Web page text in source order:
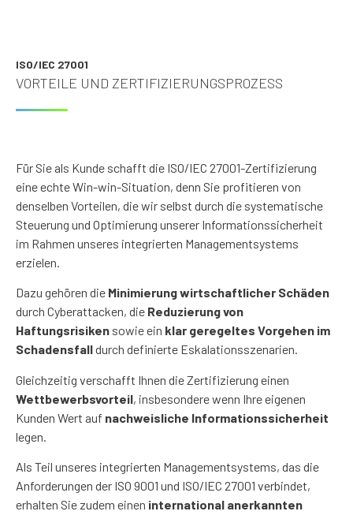
ISO/IEC 27001
VORTEILE UND ZERTIFIZIERUNGSPROZESS
Für Sie als Kunde schafft die ISO/IEC 27001-Zertifizierung
eine echte Win-win-Situation, denn Sie profitieren von
denselben Vorteilen, die wir selbst durch die systematische
Steuerung und Optimierung unserer Informationssicherheit
im Rahmen unseres integrierten Managementsystems
erzielen.
Dazu gehören die Minimierung wirtschaftlicher Schäden
durch Cyberattacken, die Reduzierung von
Haftungsrisiken sowie ein klar geregeltes Vorgehen im
Schadensfalldurch definierte Eskalationsszenarien.
Gleichzeitig verschafft Ihnen die Zertifizierung einen
Wettbewerbsvorteil, insbesondere wenn Ihre eigenen
Kunden Wert auf nachweisliche Informationssicherheit
legen.
Als Teil unseres integrierten Managementsystems, das die
Anforderungen der ISO 9001 und ISO/IEC 27001 verbindet,
erhalten Sie zudem einen international anerkannten